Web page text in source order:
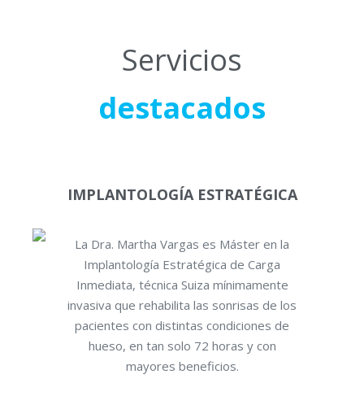
Servicios
destacados
IMPLANTOLOGÍA ESTRATÉGICA
La Dra. Martha Vargas es Máster en la
Implantología Estratégica de Carga
Inmediata, técnica Suiza mínimamente
invasiva que rehabilita las sonrisas de los
pacientes con distintas condiciones de
hueso, en tan solo 72 horas y con
mayores beneficios.